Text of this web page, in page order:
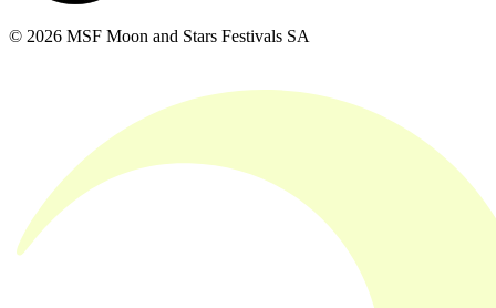
© 2026 MSF Moon and Stars Festivals SA